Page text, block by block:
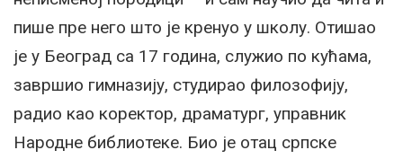
пише пре него што је кренуо у школу. Отишао
је у Београд са 17 година, служио по кућама,
завршио гимназију, студирао филозофију,
радио као коректор, драматург, управник
Народне библиотеке. Био је отац српске